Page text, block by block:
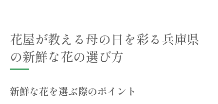
花屋が教える母の日を彩る兵庫県
の新鮮な花の選び方
新鮮な花を選ぶ際のポイント